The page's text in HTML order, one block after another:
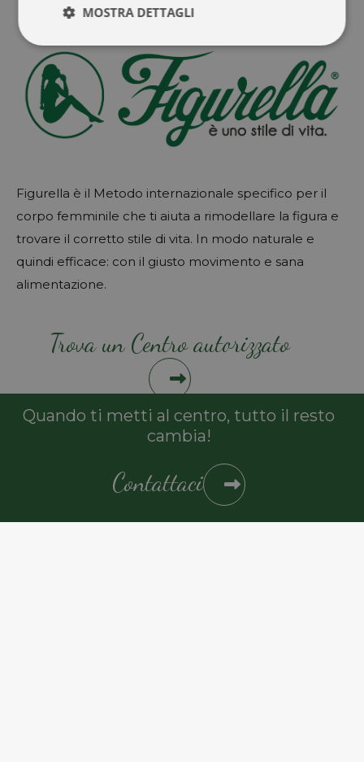
Figurella è il Metodo internazionale specifico per il
corpo femminile che ti aiuta a rimodellare la figura e
trovare il corretto stile di vita. In modo naturale e
quindi efficace: con il giusto movimento e sana
alimentazione.
Trova un Centro autorizzato
Instagram
Sede legale: P.le Leonardo Da Vinci 8
30172 Venezia (VE)
Quando ti metti al centro, tutto il resto
cambia!
Contattaci
MOSTRA DETTAGLI